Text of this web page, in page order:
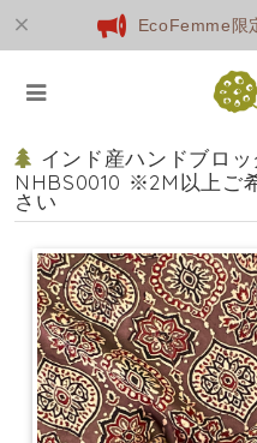
EcoFemme限
インド産ハンドブロ
NHBS0010 ※2M以上ご
さい